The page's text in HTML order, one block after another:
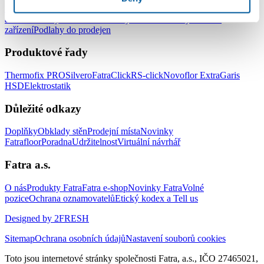
a zdravotnických zařízení
zařízeníPodlahy do prodejen
Produktové řady
Thermofix PROSilveroFatraClickRS-clickNovoflor ExtraGaris
HSDElektrostatik
Důležité odkazy
DoplňkyObklady stěnProdejní místaNovinky
FatrafloorPoradnaUdržitelnostVirtuální návrhář
Fatra a.s.
O násProdukty FatraFatra e-shopNovinky FatraVolné
poziceOchrana oznamovatelůEtický kodex a Tell us
Designed by 2FRESH
SitemapOchrana osobních údajůNastavení souborů cookies
Toto jsou internetové stránky společnosti Fatra, a.s., IČO 27465021,